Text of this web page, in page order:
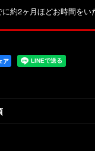
約2ヶ月ほどお時間を
ア